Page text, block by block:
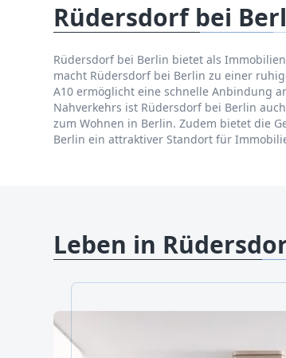
Rüdersdorf bei
Rüdersdorf bei Berlin bietet als
macht Rüdersdorf bei Berlin zu einer
A10 ermöglicht eine schnelle Anbindung
Nahverkehrs ist Rüdersdorf bei Berlin
zum Wohnen in Berlin. Zudem bietet die
Berlin ein attraktiver Standort für
Leben in